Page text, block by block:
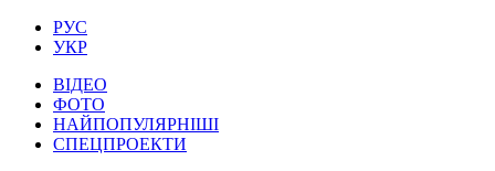
РУС
УКР
ВІДЕО
ФОТО
НАЙПОПУЛЯРНІШІ
СПЕЦПРОЕКТИ